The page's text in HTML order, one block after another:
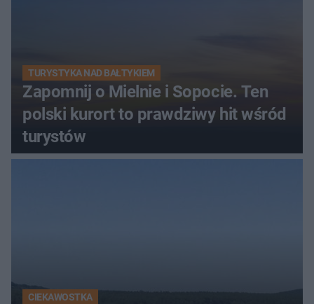
TURYSTYKA NAD BAŁTYKIEM
Zapomnij o Mielnie i Sopocie. Ten
polski kurort to prawdziwy hit wśród
turystów
CIEKAWOSTKA